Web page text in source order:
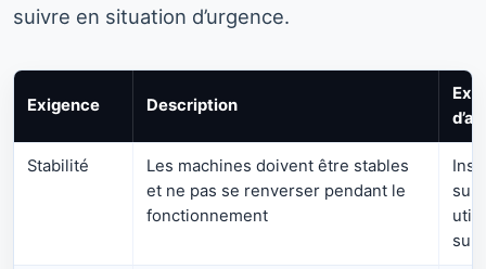
suivre en situation d’urgence.
Exigence Description
Stabilité
Les machines doivent être stables
et ne pas se renverser pendant le
fonctionnement